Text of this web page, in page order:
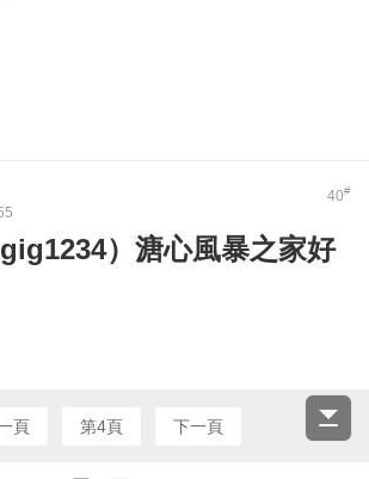
40#
）溏心風暴之家好
頁 第4頁 下一頁